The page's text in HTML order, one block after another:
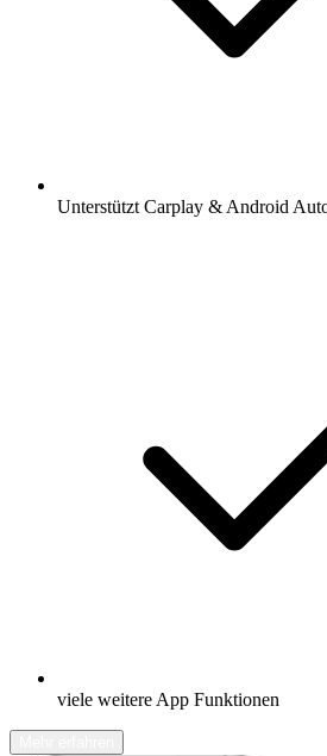
Unterstützt Carplay & Android
viele weitere App Funktionen